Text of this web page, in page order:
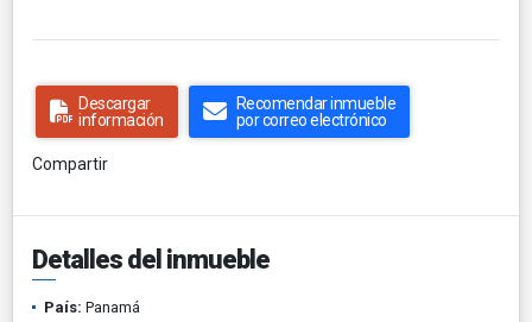
Descargar
información
Recomendar inmueble
por correo electrónico
Compartir
Detalles del inmueble
País: Panamá